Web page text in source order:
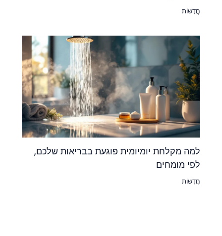
חֲדָשׁוֹת
למה מקלחת יומיומית פוגעת בבריאות שלכם,
לפי מומחים
חֲדָשׁוֹת